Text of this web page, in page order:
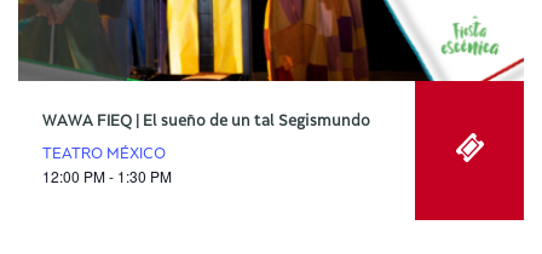
WAWA FIEQ | El sueño de un tal Segismundo
TEATRO MÉXICO
12:00 PM - 1:30 PM